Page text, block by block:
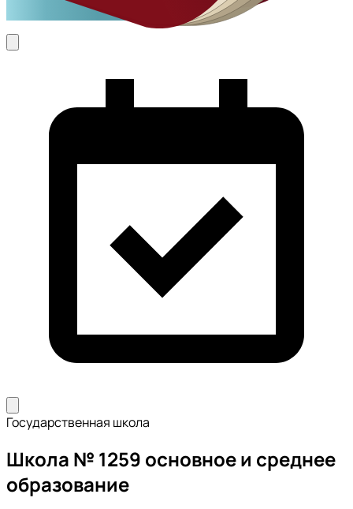
Государственная школа
Школа № 1259 основное и среднее
образование